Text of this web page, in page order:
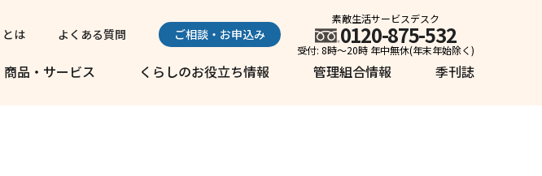
商品・サービス くらしのお役立ち情報 管理組合情報 季刊誌
とは よくある質問 ご相談・お申込み
素敵生活サービスデスク
0120-875-532
受付: 8時～20時 年中無休(年末年始除く)